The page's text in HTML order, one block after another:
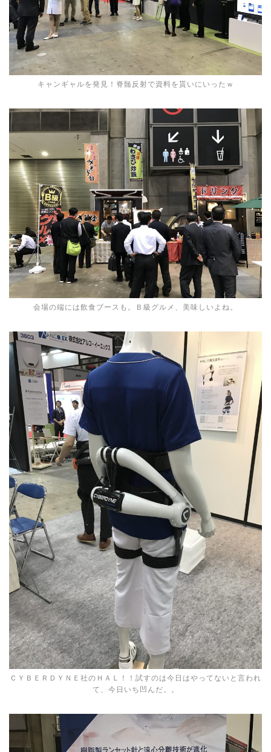
キャンギャルを発見！脊髄反射で資料を貰いにいったｗ
会場の端には飲食ブースも。Ｂ級グルメ、美味しいよね。
ＣＹＢＥＲＤＹＮＥ社のＨＡＬ！！試すのは今日はやってないと言われ
て、今日いち凹んだ。。